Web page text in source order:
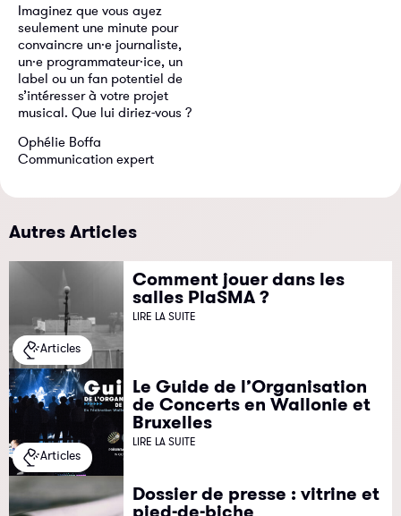
Imaginez que vous ayez
seulement une minute pour
convaincre un·e journaliste,
un·e programmateur·ice, un
label ou un fan potentiel de
s’intéresser à votre projet
musical. Que lui diriez-vous ?
Ophélie Boffa
Communication expert
Autres Articles
Articles
Comment jouer dans les
salles PlaSMA ?
LIRE LA SUITE
Articles
Le Guide de l’Organisation
de Concerts en Wallonie et
Bruxelles
LIRE LA SUITE
Dossier de presse : vitrine et